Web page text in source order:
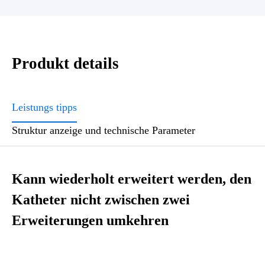
Produkt details
Leistungs tipps
Struktur anzeige und technische Parameter
Kann wiederholt erweitert werden, den
Katheter nicht zwischen zwei
Erweiterungen umkehren